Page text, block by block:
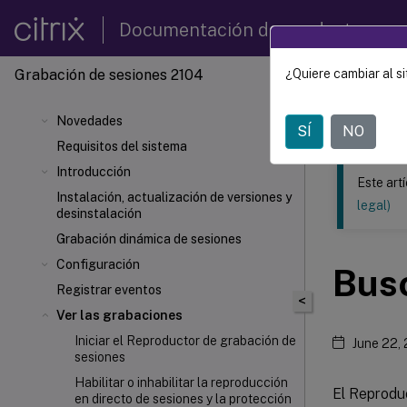
Documentación de productos
Grabación de sesiones 2104
Novedades
Requisitos del sistema
Introducción
Instalación, actualización de versiones y
desinstalación
Grabación dinámica de sesiones
Configuración
Registrar eventos
Ver las grabaciones
Iniciar el Reproductor de grabación de
sesiones
Habilitar o inhabilitar la reproducción
en directo de sesiones y la protección
Este
<
Este
legal)
June 22,
El
¿Quiere cambiar al
SÍ NO